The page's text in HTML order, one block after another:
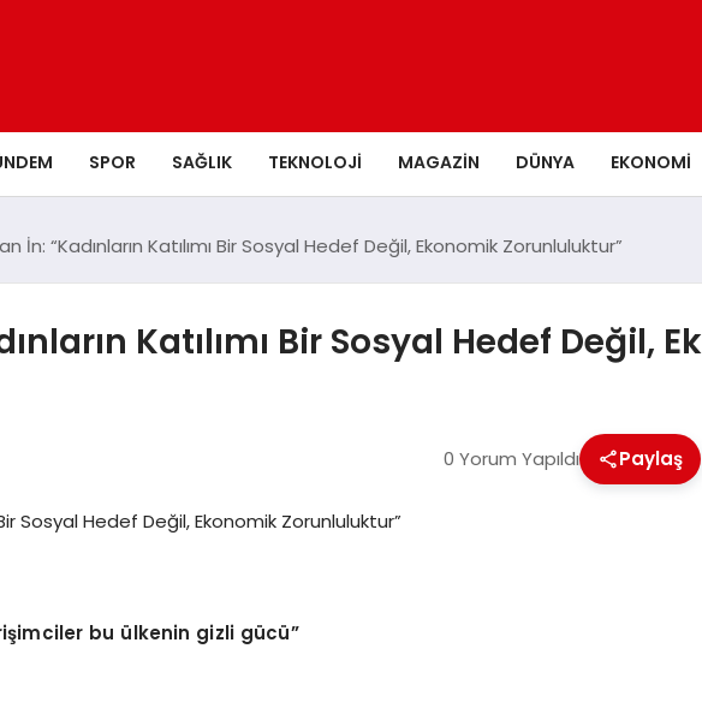
SPOR SAĞLIK TEKNOLOJI MAGAZIN DÜNYA EKONOMI
İn: “Kadınların Katılımı Bir Sosyal Hedef Değil, Ekonomik Zorunluluktur”
Katılımı Bir Sosyal Hedef Değil,
0 Yorum Yapıldı Paylaş
bu ülkenin gizli gücü”